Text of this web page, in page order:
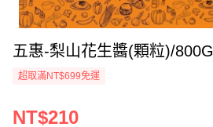
五惠-梨山花生醬(顆粒)/800G
超取滿NT$699免運
NT$210